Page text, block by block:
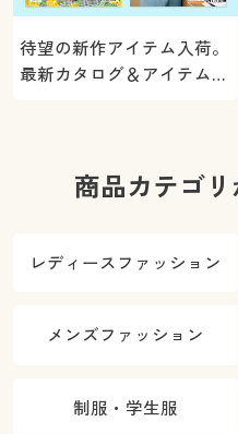
待望の新作アイテム入荷。
最新カタログ＆アイテムを
商品カテゴ
レディースファッション
メンズファッション
制服・学生服